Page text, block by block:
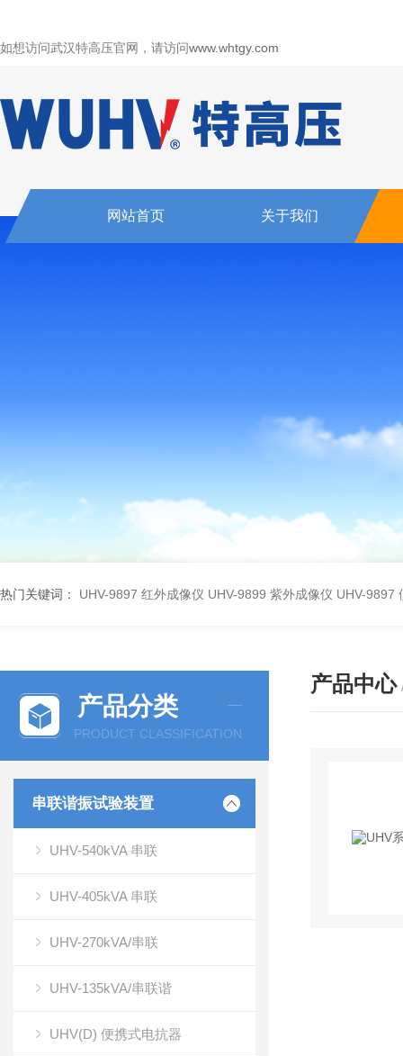
如想访问武汉特高压官网，请访问www.whtgy.com
网站首页 关于我们
热门关键词： UHV-9897 红外成像仪 UHV-9899 紫外成像仪 UHV-9897
产品分类
PRODUCT CLASSIFICATION
串联谐振试验装置
UHV-540kVA 串联
UHV-405kVA 串联
UHV-270kVA/串联
UHV-135kVA/串联谐
UHV(D) 便携式电抗器
产品中心